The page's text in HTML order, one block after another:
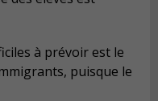
à prévoir est le
puisque le